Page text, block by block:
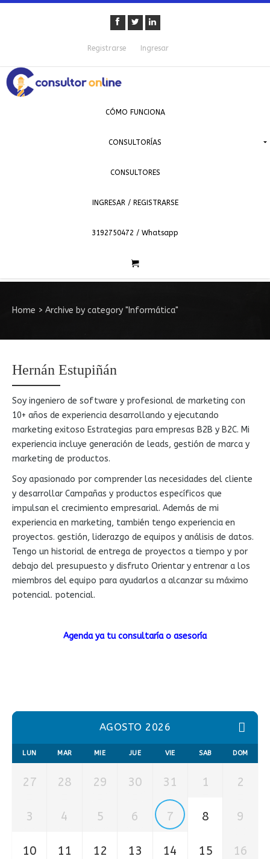
Registrarse Ingresar
CÓMO FUNCIONA
CONSULTORÍAS
CONSULTORES
INGRESAR / REGISTRARSE
3192750472 / Whatsapp
Home > Archive by category "Informática"
Hernán Estupiñán
Soy ingeniero de software y profesional de marketing con
10+ años de experiencia desarrollando y ejecutando
marketing exitoso Estrategias para empresas B2B y B2C. Mi
experiencia incluye generación de leads, gestión de marca y
marketing de productos.
Soy apasionado por comprender las necesidades del cliente
y desarrollar Campañas y productos específicos que
impulsan el crecimiento empresarial. Además de mi
experiencia en marketing, también tengo experiencia en
proyectos. gestión, liderazgo de equipos y análisis de datos.
Tengo un historial de entrega de proyectos a tiempo y por
debajo del presupuesto y disfruto Orientar y entrenar a los
miembros del equipo para ayudarlos a alcanzar su máximo
potencial. potencial.
Agenda ya tu consultaría o asesoría
AGOSTO 2026
LUN MAR MIE JUE VIE SAB DOM
27 28 29 30 31 1 2
3 4 5 6 7 8 9
10 11 12 13 14 15 16